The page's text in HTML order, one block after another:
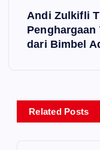
Andi Zulkifli
dari Bimbel
Related Posts